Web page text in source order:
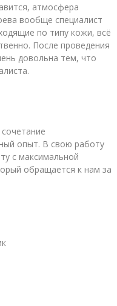
атмосфера
вообще специалист
по типу кожи, всё
После проведения
довольна тем, что
опыт. В свою работу
с максимальной
обращается к нам за